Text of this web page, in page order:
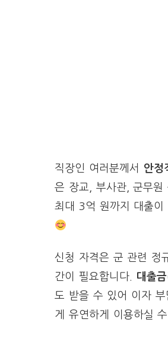
직장인 여러분께서 안정
은 장교, 부사관, 군무원
최대 3억 원까지 대출이
신청 자격은 군 관련 정
간이 필요합니다. 대출
도 받을 수 있어 이자
게 유연하게 이용하실